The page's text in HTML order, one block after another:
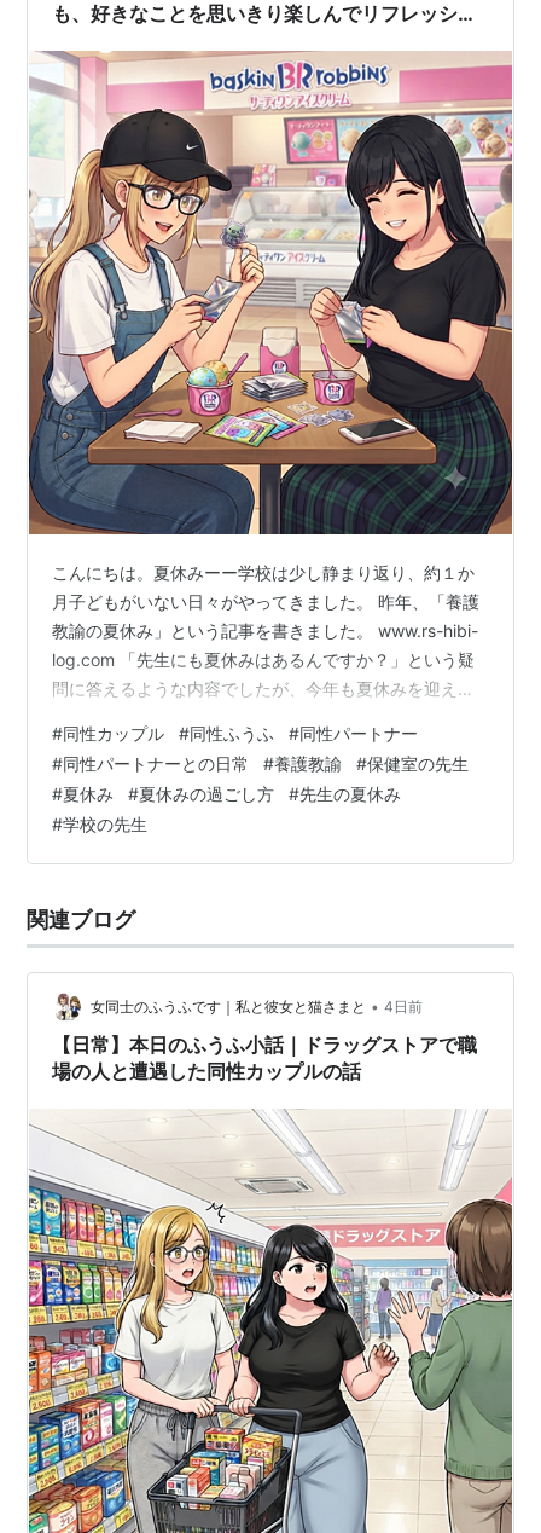
も、好きなことを思いきり楽しんでリフレッシ
こんにちは。夏休みーー学校は少し静まり返り、約１か
月子どもがいない日々がやってきました。 昨年、「養護
教諭の夏休み」という記事を書きました。 www.rs-hibi-
log.com 「先生にも夏休みはあるんですか？」という疑
問に答えるような内容でしたが、今年も夏休みを迎えた
ると、いまだに学校の先生は、「夏休みはずっと休み」
というイメージを持たれるようです。 しかし、実際には
研修や会議があって出勤をしています。それでも、普段
より少し時間に余裕ができるのもまた事実。 だからこ
そ、この夏は仕事から少し距離をとって、自分の好きな
#同性カップル #同性ふうふ #同性パートナー
#同性パートナーとの日常 #養護教諭 #保健室の先生
#夏休み #夏休みの過ごし方 #先生の夏休み
#学校の先生
関連ブログ
女同士のふうふです｜私と彼女と猫さまと • 4日前
【日常】本日のふうふ小話｜ドラッグストアで職
場の人と遭遇した同性カップルの話